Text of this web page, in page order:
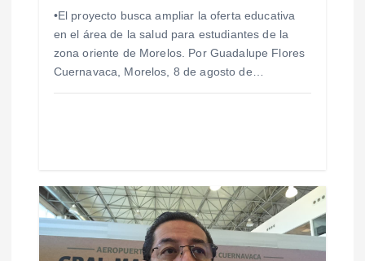
s
•El proyecto busca ampliar la oferta educativa
en el área de la salud para estudiantes de la
zona oriente de Morelos. Por Guadalupe Flores
Cuernavaca, Morelos, 8 de agosto de…